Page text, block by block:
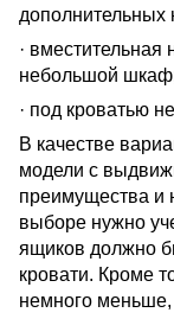
дополнительных
·
небольшой
· под кроватью
В качестве
модели с
преимущества и
выборе нужно
ящиков должно
кровати. Кроме
немного